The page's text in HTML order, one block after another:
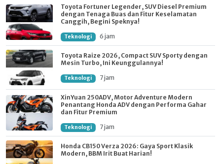
Toyota Fortuner Legender, SUV Diesel Premium
dengan Tenaga Buas dan Fitur Keselamatan
Canggih, Begini Speknya!
Teknologi 6 jam
Toyota Raize 2026, Compact SUV Sporty dengan
Mesin Turbo, Ini Keunggulannya!
Teknologi 7 jam
XinYuan 250ADV, Motor Adventure Modern
Penantang Honda ADV dengan Performa Gahar
dan Fitur Premium
Teknologi 7 jam
Honda CB150 Verza 2026: Gaya Sport Klasik
Modern, BBM Irit Buat Harian!